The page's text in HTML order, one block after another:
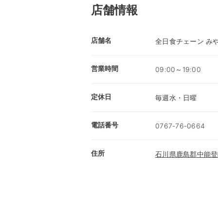
店舗情報
店舗名 全日食チェーン み
営業時間 09:00～19:00
定休日 毎週水・日曜
電話番号 0767-76-0664
住所 石川県鹿島郡中能